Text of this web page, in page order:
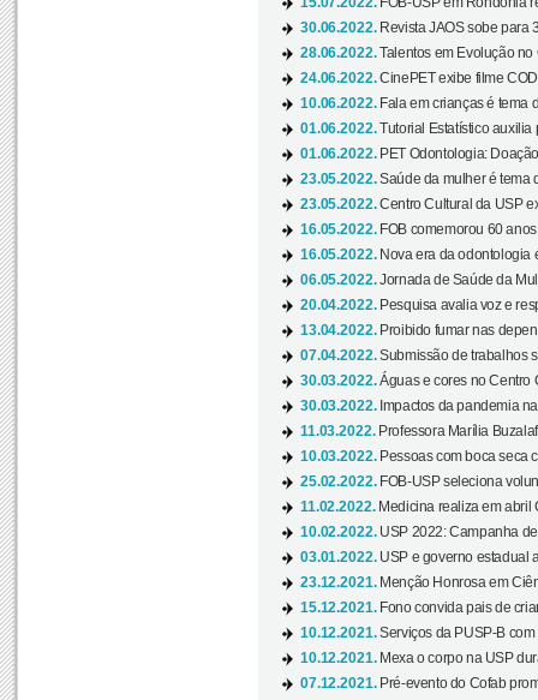
30.06.2022. Revista JAOS sobe para
28.06.2022.Talentos em Evolução no
24.06.2022.CinePET exibe filme
10.06.2022. Fala em crianças é tema
01.06.2022.Tutorial Estatístico auxilia
01.06.2022. PET Odontologia:
23.05.2022.Saúde da mulher é tema
23.05.2022.Centro Cultural da USP
16.05.2022. FOB comemorou 60
16.05.2022. Nova era da odontologia
06.05.2022.Jornada de Saúde da
20.04.2022. Pesquisa avalia voz e
13.04.2022. Proibido fumar nas
07.04.2022.Submissão de trabalhos
30.03.2022.Águas e cores no Centro
30.03.2022. Impactos da pandemia
11.03.2022. Professora Marília
10.03.2022. Pessoas com boca seca
25.02.2022. FOB-USP seleciona
11.02.2022. Medicina realiza em abril
10.02.2022. USP 2022: Campanha
03.01.2022. USP e governo estadual
23.12.2021. Menção Honrosa em
15.12.2021. Fono convida pais de
10.12.2021.Serviços da PUSP-B
10.12.2021. Mexa o corpo na USP
07.12.2021. Pré-evento do Cofab